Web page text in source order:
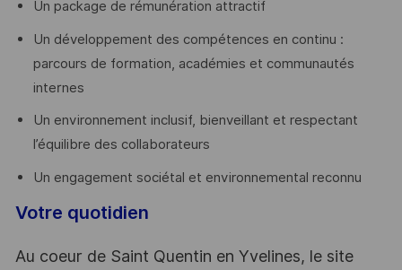
Un package de rémunération attractif
Un développement des compétences en continu :
parcours de formation, académies et communautés
internes
Un environnement inclusif, bienveillant et respectant
l’équilibre des collaborateurs
Un engagement sociétal et environnemental reconnu
Votre quotidien
Au coeur de Saint Quentin en Yvelines, le site